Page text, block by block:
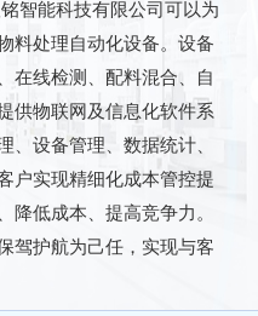
智能科技有限公司可以为
料处理自动化设备。设备
在线检测、配料混合、自
供物联网及信息化软件系
、设备管理、数据统计、
户实现精细化成本管控提
降低成本、提高竞争力。
驾护航为己任，实现与客